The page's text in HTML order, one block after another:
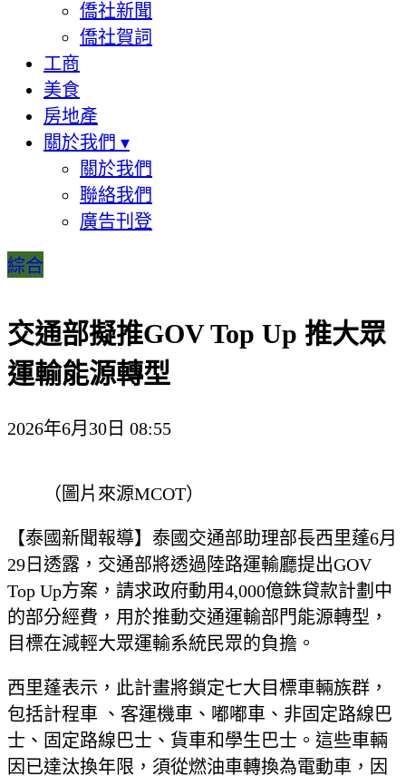
僑社新聞
僑社賀詞
工商
美食
房地產
關於我們 ▾
關於我們
聯絡我們
廣告刊登
綜合
交通部擬推GOV Top Up 推大眾
運輸能源轉型
2026年6月30日 08:55
（圖片來源MCOT）
【泰國新聞報導】泰國交通部助理部長西里蓬6月
29日透露，交通部將透過陸路運輸廳提出GOV
Top Up方案，請求政府動用4,000億銖貸款計劃中
的部分經費，用於推動交通運輸部門能源轉型，
目標在減輕大眾運輸系統民眾的負擔。
西里蓬表示，此計畫將鎖定七大目標車輛族群，
包括計程車 、客運機車、嘟嘟車、非固定路線巴
士、固定路線巴士、貨車和學生巴士。這些車輛
因已達汰換年限，須從燃油車轉換為電動車，因